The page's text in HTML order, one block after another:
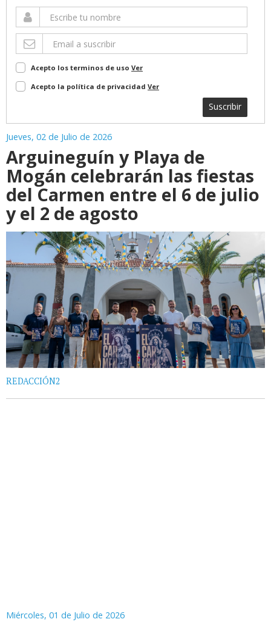
Acepto los terminos de uso Ver
Acepto la política de privacidad Ver
Suscribir
Jueves, 02 de Julio de 2026
Arguineguín y Playa de
Mogán celebrarán las fiestas
del Carmen entre el 6 de julio
y el 2 de agosto
REDACCIÓN2
Miércoles, 01 de Julio de 2026